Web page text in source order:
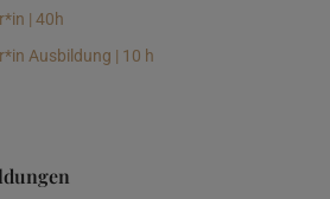
| 40h
Ausbildung | 10 h